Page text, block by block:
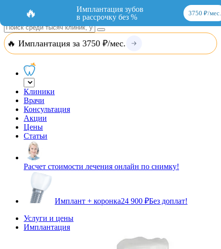
Добавить организациюВход
🔥 Имплантация за 3750 ₽/мес.
Клиники
Врачи
Консультация
Акции
Цены
Статьи
Расчет стоимости лечения онлайн по снимку!
Имплант + коронка24 900 ₽Без доплат!
Услуги и цены
Имплантация
🔥
Имплантация зубов
в рассрочку без %
3750 ₽/мес.